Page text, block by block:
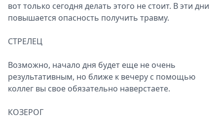
вот только сегодня делать этого не стоит. В эти дни
повышается опасность получить травму.
СТРЕЛЕЦ
Возможно, начало дня будет еще не очень
результативным, но ближе к вечеру с помощью
коллег вы свое обязательно наверстаете.
КОЗЕРОГ